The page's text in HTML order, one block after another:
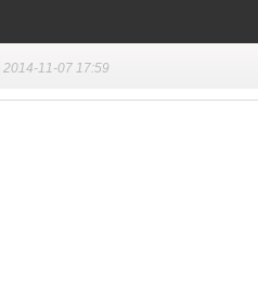
2014-11-07 17:59